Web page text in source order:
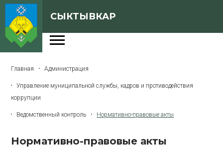
СЫКТЫВКАР
О Сыктывкаре
Главная Администрация
Управление муниципальной службы, кадров и противодействия
коррупции
Ведомственный контроль Нормативно-правовые акты
Нормативно-правовые акты